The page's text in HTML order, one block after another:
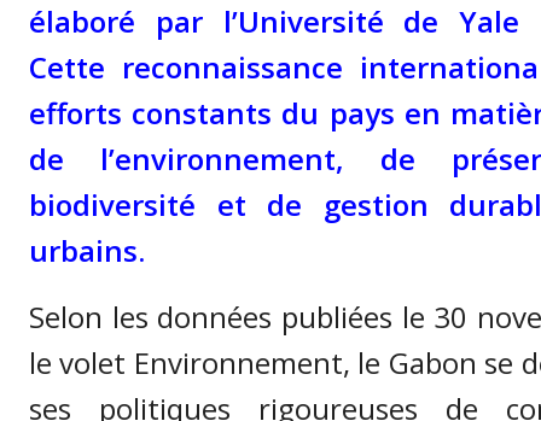
élaboré par l’Université de Yale
Cette reconnaissance
efforts constants du pays en
de l’environnement, de
biodiversité et de gestion
urbains.
Selon les données publiées le 30
le volet Environnement, le Gabon se
ses politiques rigoureuses de